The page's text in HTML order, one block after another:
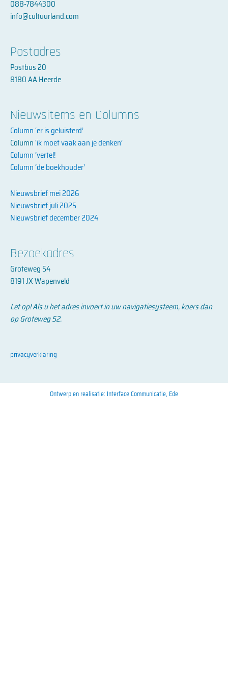
088-7844300
info@cultuurland.com
Postadres
Postbus 20
8180 AA Heerde
Nieuwsitems en Columns
Column ‘er is geluisterd’
Column ‘ik moet vaak aan je denken’
Column ‘vertel!
Column ‘de boekhouder’
Nieuwsbrief mei 2026
Nieuwsbrief juli 2025
Nieuwsbrief december 2024
Bezoekadres
Groteweg 54
8191 JX Wapenveld
Let op! Als u het adres invoert in uw navigatiesysteem, koers dan
op Groteweg 52.
privacyverklaring
Ontwerp en realisatie: Interface Communicatie, Ede​